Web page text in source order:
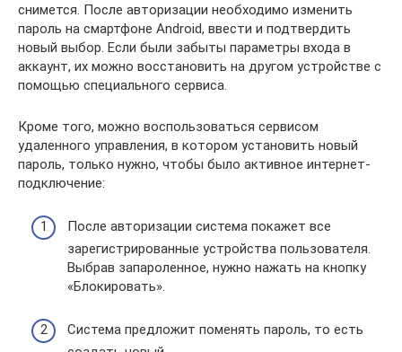
снимется. После авторизации необходимо изменить
пароль на смартфоне Аndroid, ввести и подтвердить
новый выбор. Если были забыты параметры входа в
аккаунт, их можно восстановить на другом устройстве с
помощью специального сервиса.
Кроме того, можно воспользоваться сервисом
удаленного управления, в котором установить новый
пароль, только нужно, чтобы было активное интернет-
подключение:
После авторизации система покажет все
зарегистрированные устройства пользователя.
Выбрав запароленное, нужно нажать на кнопку
«Блокировать».
Система предложит поменять пароль, то есть